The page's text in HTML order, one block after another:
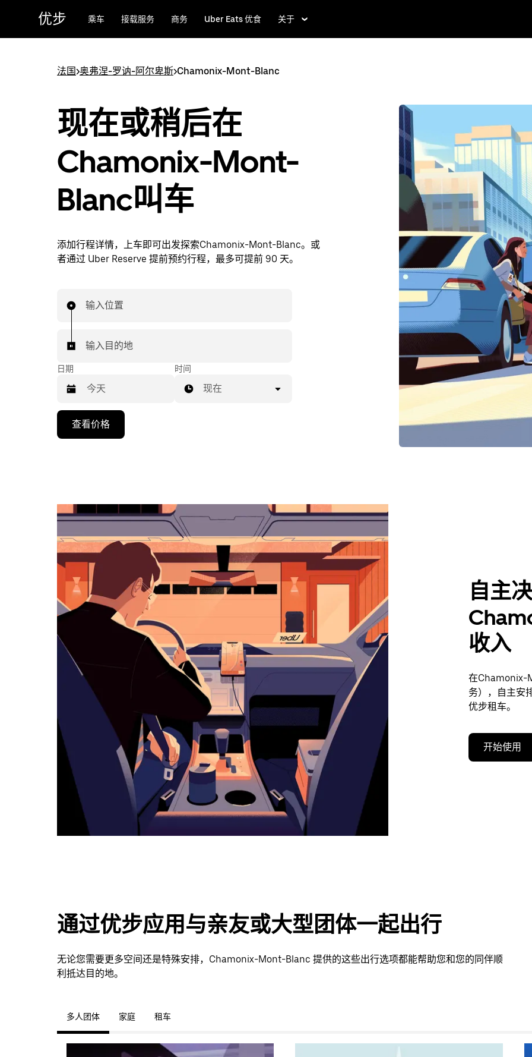
优步 乘车 接载服务 商务 Uber Eats 优食 关于
法国>奥弗涅-罗讷-阿尔卑斯>Chamonix-Mont-Blanc
现在或稍后在
Chamonix-Mont-
Blanc叫车
添加行程详情，上车即可出发探索Chamonix-Mont-Blanc。或
者通过 Uber Reserve 提前预约行程，最多可提前 90 天。
输入位置
输入目的地
日期
向
可
浏
览
日
历
择
期。
按
关
闭
日
历。
时间
现在
查看价格
自主
收入
在Chamonix-
务），自主安
优步租车。
开始使用
通过优步应用与亲友或大型团体一起出行
无论您需要更多空间还是特殊安排，Chamonix-Mont-Blanc 提供的这些出行选项都能帮助您和您的同伴顺
利抵达目的地。
多人团体 家庭 租车